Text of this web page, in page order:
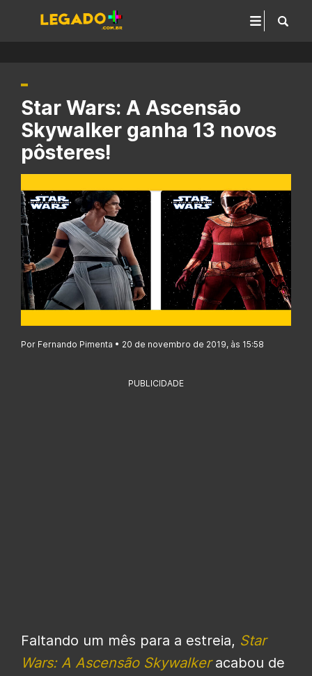
Star Wars: A Ascensão
Skywalker ganha 13 novos
pôsteres!
Por Fernando Pimenta • 20 de novembro de 2019, às 15:58
PUBLICIDADE
Faltando um mês para a estreia, Star
Wars: A Ascensão Skywalkeracabou de